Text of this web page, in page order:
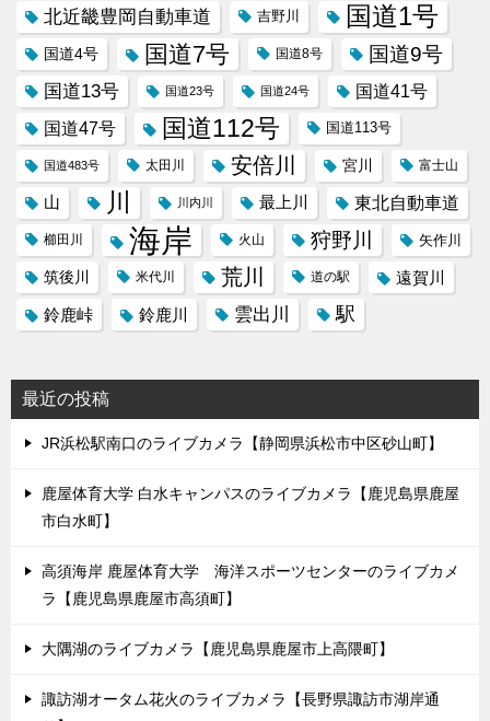
北近畿豊岡自動車道 吉野川 国道1号
国道4号 国道7号 国道8号 国道9号
国道13号 国道23号 国道24号 国道41号
国道47号 国道112号 国道113号
国道483号 太田川 安倍川 宮川 富士山
山 川 川内川 最上川 東北自動車道
櫛田川 海岸 火山 狩野川 矢作川
筑後川 米代川 荒川 道の駅
遠賀川
鈴鹿峠
鈴鹿川 雲出川 駅
最近の投稿
JR浜松駅南口のライブカメラ【静岡県浜松市中区砂山町】
鹿屋体育大学 白水キャンパスのライブカメラ【鹿児島県鹿屋
市白水町】
高須海岸 鹿屋体育大学 海洋スポーツセンターのライブカメ
ラ【鹿児島県鹿屋市高須町】
大隅湖のライブカメラ【鹿児島県鹿屋市上高隈町】
諏訪湖オータム花火のライブカメラ【長野県諏訪市湖岸通